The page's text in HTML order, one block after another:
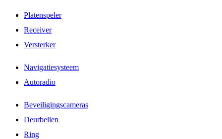
Platenspeler
Receiver
Versterker
Navigatiesysteem
Autoradio
Beveiligingscameras
Deurbellen
Ring